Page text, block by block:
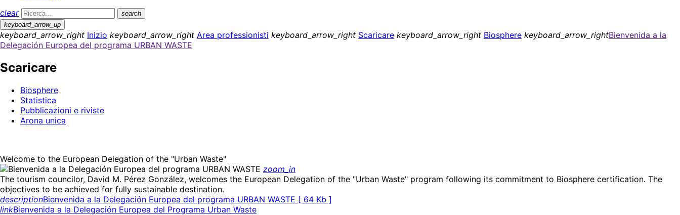
clear
search
keyboard_arrow_up
keyboard_arrow_right Inizio keyboard_arrow_right Area professionisti keyboard_arrow_right Scaricare keyboard_arrow_right Biosphere keyboard_arrow_rightBienvenida a la
Delegación Europea del programa URBAN WASTE
Scaricare
Biosphere
Statistica
Pubblicazioni e riviste
Arona unica
Welcome to the European Delegation of the "Urban Waste"
zoom_in
The tourism councilor, David M. Pérez González, welcomes the European Delegation of the "Urban Waste" program following its commitment to Biosphere certification. The
objectives to be achieved for fully sustainable destination.
descriptionBienvenida a la Delegación Europea del programa URBAN WASTE [ 64 Kb ]
linkBienvenida a la Delegación Europea del Programa Urban Waste